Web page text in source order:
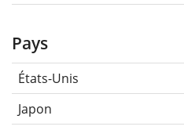
Pays
États-Unis
Japon